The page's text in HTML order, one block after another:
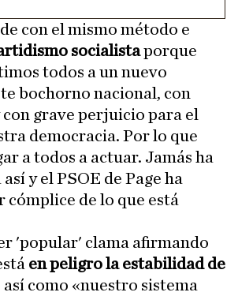
con el mismo método e
socialistaporque
todos a un nuevo
bochorno nacional, con
con grave perjuicio para el
democracia. Por lo que
a todos a actuar. Jamás ha
y el PSOE de Page ha
cómplice de lo que está
'popular' clama afirmando
en peligro la estabilidad de
así como «nuestro sistema